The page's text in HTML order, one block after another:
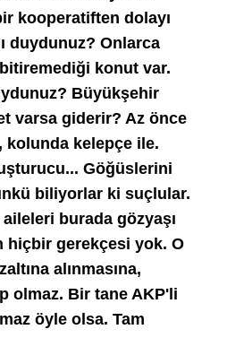
kooperatiften dolayı
duydunuz? Onlarca
konut var.
Büyükşehir
varsa giderir? Az önce
kelepçe ile.
Göğüslerini
biliyorlar ki suçlular.
aileleri burada gözyaşı
hiçbir gerekçesi yok. O
alınmasına,
olmaz. Bir tane AKP'li
öyle olsa. Tam